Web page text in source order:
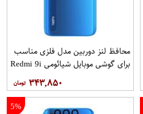
محافظ لنز دوربین مدل فلزی مناسب
برای گوشی موبایل شیائومی Redmi 9i
۳۴۳,۸۵۰
5%